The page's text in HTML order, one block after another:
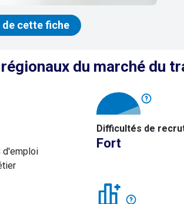
cette fiche
du marché du
d'emploi
Difficultés de
Fort